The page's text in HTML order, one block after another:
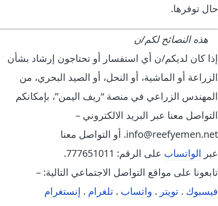
حال توفرها.
هذه النصائح لكم/ن
إذا كان لديكم/ن أي استفسار أو تحتاجون إرشاد بشأن
الزراعة أو الماشية، أو النحل، أو الصيد البحري، من
المهندس الزراعي في منصة “ريف اليمن”، بإمكانكم
التواصل معنا عبر البريد الالكتروني –
info@reefyemen.net. أو التواصل معنا
عبر الواتساب على الرقم: 777651011.
تابعونا على مواقع التواصل الاجتماعي التالية: –
فيسبوك . تويتر . واتساب . تلغرام . إنستغرام